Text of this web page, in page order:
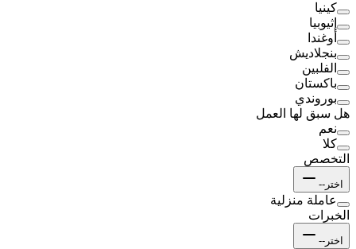
كينيا
إثيوبيا
أوغندا
بنجلاديش
الفلبين
باكستان
بوروندي
هل سبق لها العمل
نعم
كلا
التخصص
اختر--
عاملة منزلية
الخبرات
اختر--